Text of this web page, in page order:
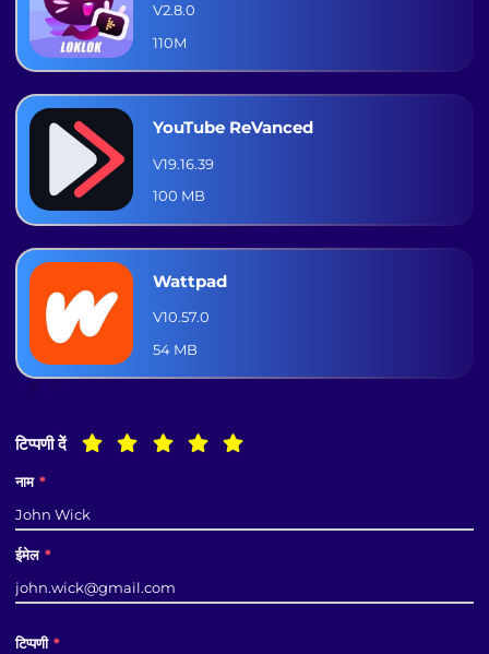
V2.8.0
110M
YouTube ReVanced
V19.16.39
100 MB
Wattpad
V10.57.0
54 MB
टिप्पणी दें
नाम *
ईमेल *
टिप्पणी *